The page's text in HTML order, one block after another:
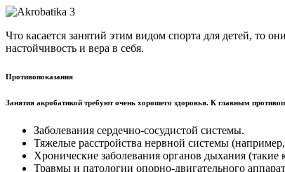
Что касается занятий этим видом спорта для детей, то
настойчивость и вера в себя.
Противопоказания
Занятия акробатикой требуют очень хорошего здоровья. К главным
Заболевания сердечно-сосудистой системы.
Тяжелые расстройства нервной системы
Хронические заболевания органов дыхания (такие
Травмы и патологии опорно-двигательного